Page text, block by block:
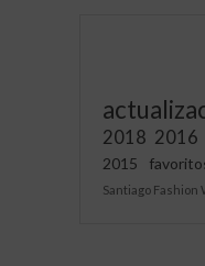
2018 2016
2015
Santiago Fashion